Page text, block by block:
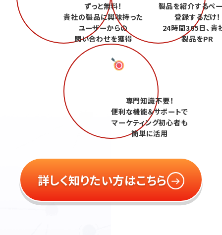
ずっと無料！
貴社の製品に興味持った
ユーザーからの
問い合わせを獲得
製品を紹介するペ
登録するだけ！
24時間365日、貴
製品をPR
専門知識不要！
便利な機能＆サポートで
マーケティング初心者も
簡単に活用
詳しく知りたい方はこちら